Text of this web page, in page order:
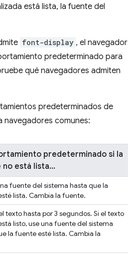
está lista, la fuente del
font-display , el navegador
predeterminado para
qué navegadores admiten
predeterminados de
navegadores comunes:
predeterminado si la
está lista...
fuente del sistema hasta que la
lista. Cambia la fuente.
texto hasta por 3 segundos. Si el texto
listo, use una fuente del sistema
la fuente esté lista. Cambia la